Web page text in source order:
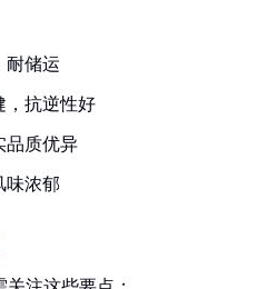
耐储运
，抗逆性好
品质优异
味浓郁